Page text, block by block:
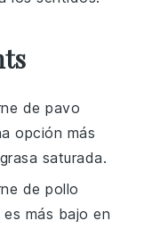
de pavo
opción más
saturada.
de pollo
más bajo en